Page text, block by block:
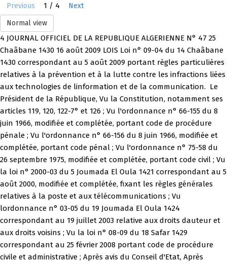
Previous 1 / 4
Next
Normal view
4 JOURNAL OFFICIEL DE LA REPUBLIQUE ALGERIENNE N° 47 25
Chaâbane 1430 16 août 2009 LOIS Loi n° 09-04 du 14 Chaâbane
1430 correspondant au 5 août 2009 portant règles particulières
relatives à la prévention et à la lutte contre les infractions liées
aux technologies de linformation et de la communication.  Le
Président de la République, Vu la Constitution, notamment ses
articles 119, 120, 122-7° et 126 ; Vu l'ordonnance n° 66-155 du 8
juin 1966, modifiée et complétée, portant code de procédure
pénale ; Vu l'ordonnance n° 66-156 du 8 juin 1966, modifiée et
complétée, portant code pénal ; Vu l'ordonnance n° 75-58 du
26 septembre 1975, modifiée et complétée, portant code civil ; Vu
la loi n° 2000-03 du 5 Joumada El Oula 1421 correspondant au 5
août 2000, modifiée et complétée, fixant les règles générales
relatives à la poste et aux télécommunications ; Vu
lordonnance n° 03-05 du 19 Joumada El Oula 1424
correspondant au 19 juillet 2003 relative aux droits dauteur et
aux droits voisins ; Vu la loi n° 08-09 du 18 Safar 1429
correspondant au 25 février 2008 portant code de procédure
civile et administrative ; Après avis du Conseil d'Etat, Après